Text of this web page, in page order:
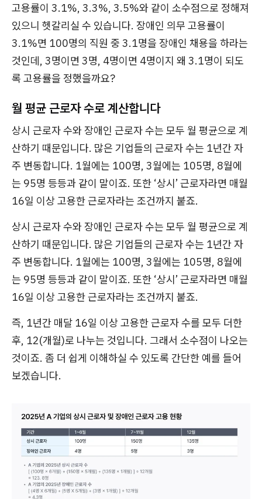
고용률이 3.1%, 3.3%, 3.5%와 같이 소수점으로 정해져
있으니 헷갈리실 수 있습니다. 장애인 의무 고용률이
3.1%면 100명의 직원 중 3.1명을 장애인 채용을 하라는
것인데, 3명이면 3명, 4명이면 4명이지 왜 3.1명이 되도
록 고용률을 정했을까요?
월 평균 근로자 수로 계산합니다
상시 근로자 수와 장애인 근로자 수는 모두 월 평균으로 계
산하기 때문입니다. 많은 기업들의 근로자 수는 1년간 자
주 변동합니다. 1월에는 100명, 3월에는 105명, 8월에
는 95명 등등과 같이 말이죠. 또한 ‘상시’ 근로자라면 매월
16일 이상 고용한 근로자라는 조건까지 붙죠.
상시 근로자 수와 장애인 근로자 수는 모두 월 평균으로 계
산하기 때문입니다. 많은 기업들의 근로자 수는 1년간 자
주 변동합니다. 1월에는 100명, 3월에는 105명, 8월에
는 95명 등등과 같이 말이죠. 또한 ‘상시’ 근로자라면 매월
16일 이상 고용한 근로자라는 조건까지 붙죠.
즉, 1년간 매달 16일 이상 고용한 근로자 수를 모두 더한
후, 12(개월)로 나누는 것입니다. 그래서 소수점이 나오는
것이죠. 좀 더 쉽게 이해하실 수 있도록 간단한 예를 들어
보겠습니다.